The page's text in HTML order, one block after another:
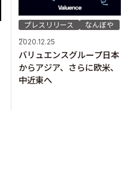
プレスリリース
なんぼや
...
2020.12.25
バリュエンスグループ日本
からアジア、さらに欧米、
中近東へ